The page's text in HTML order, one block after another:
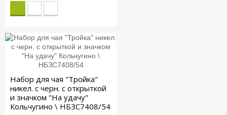
Набор для чая "Тройка"
никел. с черн. с открыткой
и значком "На удачу"
Кольчугино \ НБЗС7408/54